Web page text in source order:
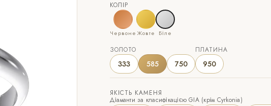
КОЛІР
Червоне Жовте Біле
ЗОЛОТО
333 585 750
ПЛАТИНА
950
ЯКІСТЬ КАМЕНЯ
Діаманти за класифікацією GIA (крім Cyrkonia)